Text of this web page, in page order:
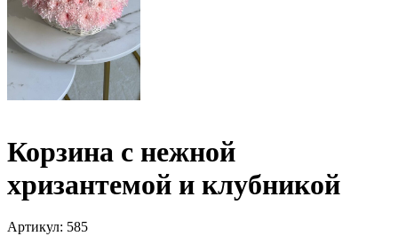
Корзина с нежной
хризантемой и клубникой
Артикул: 585